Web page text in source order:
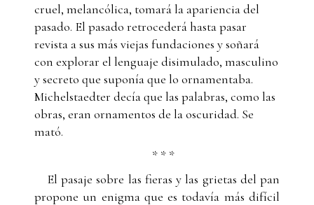
cruel, melancólica, tomará la apariencia del
pasado. El pasado retrocederá hasta pasar
revista a sus más viejas fundaciones y soñará
con explorar el lenguaje disimulado, masculino
y secreto que suponía que lo ornamentaba.
Michelstaedter decía que las palabras, como las
obras, eran ornamentos de la oscuridad. Se
mató.
* * *
El pasaje sobre las fieras y las grietas del pan
propone un enigma que es todavía más difícil